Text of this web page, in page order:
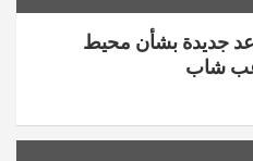
جديدة بشأن محيط
شاب